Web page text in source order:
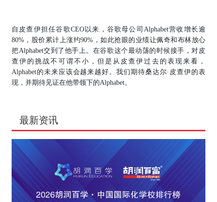
自皮查伊担任谷歌CEO以来，谷歌母公司Alphabet营收增长逾
80%，股价累计上涨约90%，如此抢眼的业绩让佩奇和布林放心
把Alphabet交到了他手上。在谷歌这个最动荡的时候接手，对皮
查伊的挑战不可谓不小，但是从皮查伊过去的表现来看，
Alphabet的未来应该会越来越好。我们期待桑达尔·皮查伊的表
现，并期待见证在他带领下的Alphabet。
最新资讯